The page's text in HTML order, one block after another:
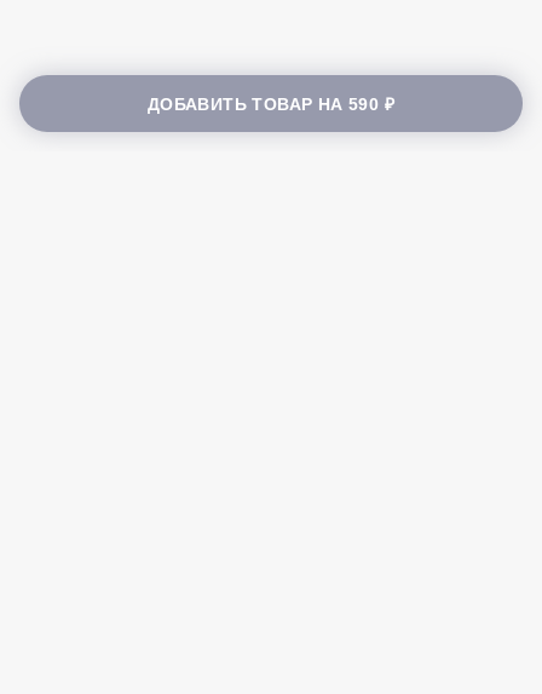
ДОБАВИТЬ ТОВАР НА590 ₽